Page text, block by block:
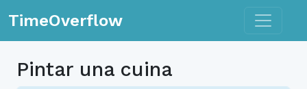
TimeOverflow Toggle
Pintar una cuina